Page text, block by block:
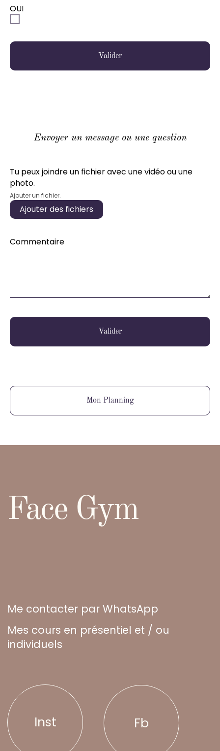
OUI
Valider
Envoyer un message ou une question
Tu peux joindre un fichier avec une vidéo ou une
photo.
Ajouter un fichier.
Ajouter des fichiers
Commentaire
Valider
Mon Planning